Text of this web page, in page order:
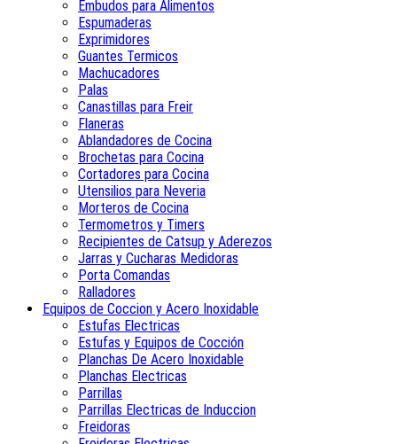
Embudos para Alimentos
Espumaderas
Exprimidores
Guantes Termicos
Machucadores
Palas
Canastillas para Freir
Flaneras
Ablandadores de Cocina
Brochetas para Cocina
Cortadores para Cocina
Utensilios para Neveria
Morteros de Cocina
Termometros y Timers
Recipientes de Catsup y Aderezos
Jarras y Cucharas Medidoras
Porta Comandas
Ralladores
Equipos de Coccion y Acero Inoxidable
Estufas Electricas
Estufas y Equipos de Cocción
Planchas De Acero Inoxidable
Planchas Electricas
Parrillas
Parrillas Electricas de Induccion
Freidoras